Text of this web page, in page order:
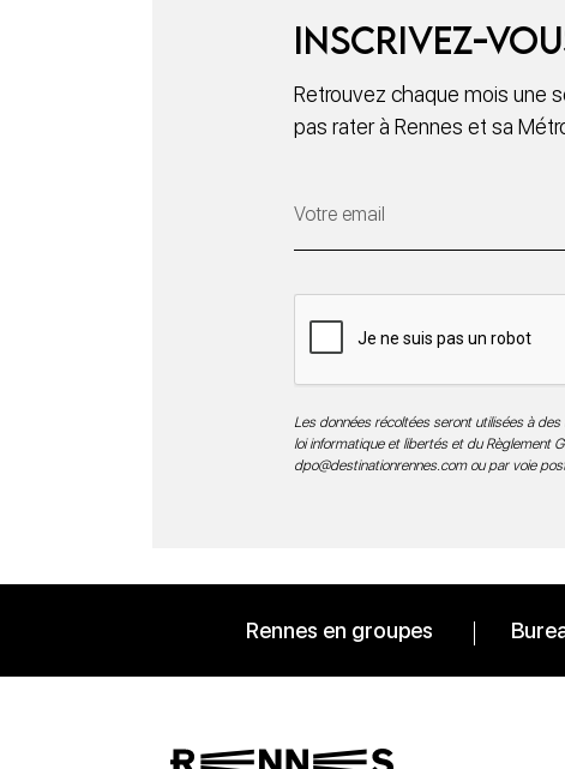
Inscrivez-
Retrouvez chaque mois une
pas rater à Rennes et sa
Les données récoltées seront utilisées à
loi informatique et libertés et du Règlement
dpo@destinationrennes.comou par voie
Rennes en groupes